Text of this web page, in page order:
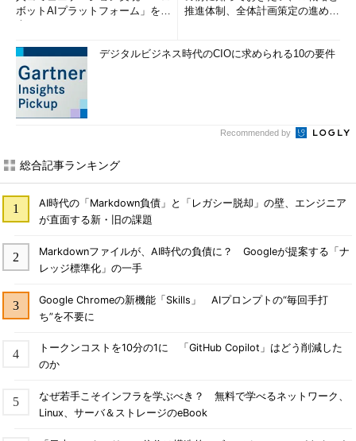
ボットAIプラットフォーム」を発
推進体制、全体計画策定の進め方
デジタルビジネス時代のCIOに求められる10の要件
Recommended by
総合記事ランキング
AI時代の「Markdown負債」と「レガシー脱却」の壁、エンジニア
が直面する新・旧の課題
Markdownファイルが、AI時代の負債に？ Googleが提案する「ナ
レッジ標準化」の一手
Google Chromeの新機能「Skills」 AIプロンプトの“毎回手打
ち”を不要に
トークンコストを10分の1に 「GitHub Copilot」はどう削減した
のか
なぜ若手こそインフラを学ぶべき？ 無料で学べるネットワーク、
Linux、サーバ＆ストレージのeBook